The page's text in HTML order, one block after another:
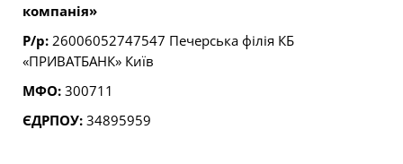
компанія»
Р/р: 26006052747547 Печерська філія КБ
«ПРИВАТБАНК» Київ
МФО: 300711
ЄДРПОУ: 34895959